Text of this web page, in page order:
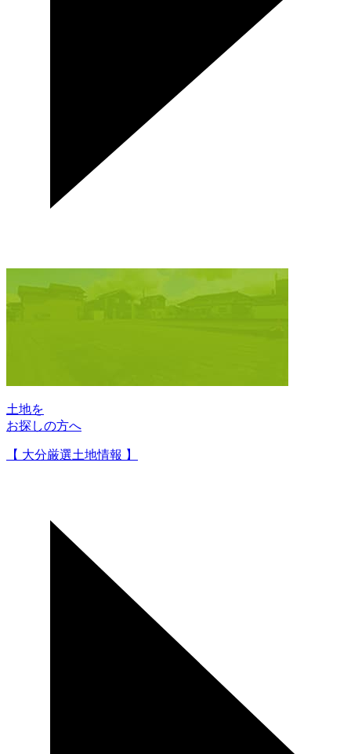
土地を
お探しの方へ
【 大分厳選土地情報 】